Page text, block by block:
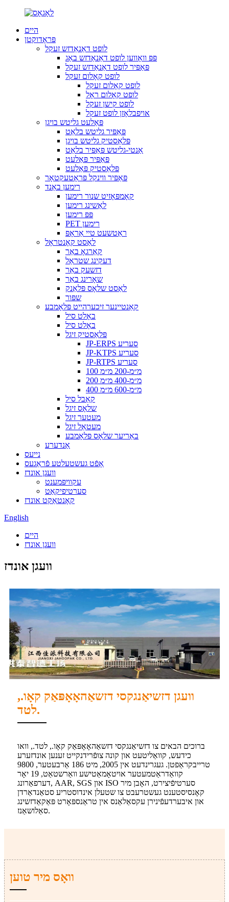
היים
פּראָדוקטן
לופט דאַנאַדזש זעקל
פּפּ וואָווען לופט דאַנאַדזש באַג
פּאַפּיר לופט דאַנאַדזש זעקל
לופט קאָלום זעקל
לופט קאָלום זעקל
לופט קאָלום ראָל
לופט קישן זעקל
אויפבלאָזן לופט זעקל
פּאַלעט גליטש בויגן
פּאַפּיר גליטש בלאַט
פּלאַסטיק גליטש בויגן
אַנטי-גליטש פּאַפּיר בלאַט
פּאַפּיר פּאַלעט
פּלאַסטיק פּאַלעט
פּאַפּיר ווינקל פּראָטעקטאָר
רימען באַנד
קאָמפּאָזיט שנור רימען
לאַשינג רימען
פּפּ רימען
PET רימען
ראַטשעט טיי אַראָפּ
לאַסט קאָנטראָל
קאַרגאָ באַר
דעקינג שטראַל
דזשעק באַר
שאָרינג באַר
לאַסט שלאָס פּלאַנק
שפּור
קאַנטיינער זיכערהייט פּלאָמבע
באָלט סיל
באָלט סיל
פּלאַסטיק זיגל
JP-ERPS סעריע
JP-KTPS סעריע
JP-RTPS סעריע
100 מ״מ-200 מ״מ
200 מ״מ-400 מ״מ
400 מ״מ-600 מ״מ
קאַבל סיל
שלאָס זיגל
מעטער זיגל
מעטאַל זיגל
באַריער שלאָס פּלאָמבע
אַנדערע
נייעס
אָפֿט געשטעלטע פֿראַגעס
וועגן אונדז
עקוויפּמענט
סערטיפיקאַט
קאָנטאַקט אונדז
English
היים
וועגן אונדז
וועגן אונדז
וועגן דזשיאַנגקסי דזשאַהאָאָפּאַק קאָו.,
לטד.
ברוכים הבאים צו דזשיאַנגקסי דזשאַהאָאָפּאַק קאָו., לטד., וואו
כידעש, קוואַליטעט און קונה צופֿרידנקייט זענען אונדזערע
טרייבקראַפטן. געגרינדעט אין 2005, מיט 186 אַרבעטער, 9800
קוואַדראַטמעטער אויטאָמאַטישע וואַרשטאַט, 19 יאָר
דערפאַרונג, AAR, SGS און ISO סערטיפֿיצירט, האָבן מיר
קאָנסיסטענט געשטרעבט צו שטעלן אינדוסטריע סטאַנדאַרדן
און איבערדעפֿינירן עקסאַלאַנס אין טראַנספּאָרט פּאַקאַדזשינג
סאַלושאַנז.
וואָס מיר טוען